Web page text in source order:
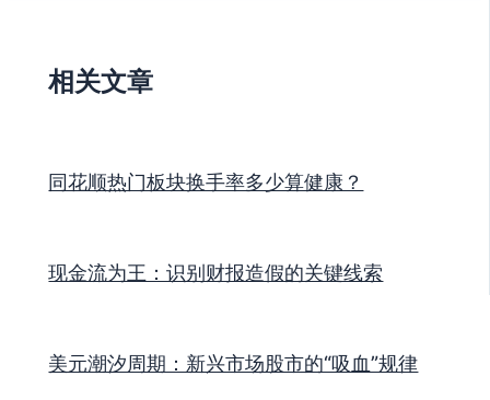
相关文章
同花顺热门板块换手率多少算健康？
现金流为王：识别财报造假的关键线索
美元潮汐周期：新兴市场股市的“吸血”规律